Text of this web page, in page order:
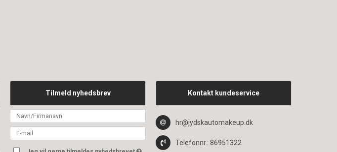
Tilmeld nyhedsbrev Kontakt kundeservice
hr@jydskautomakeup.dk
Telefonnr.: 86951322